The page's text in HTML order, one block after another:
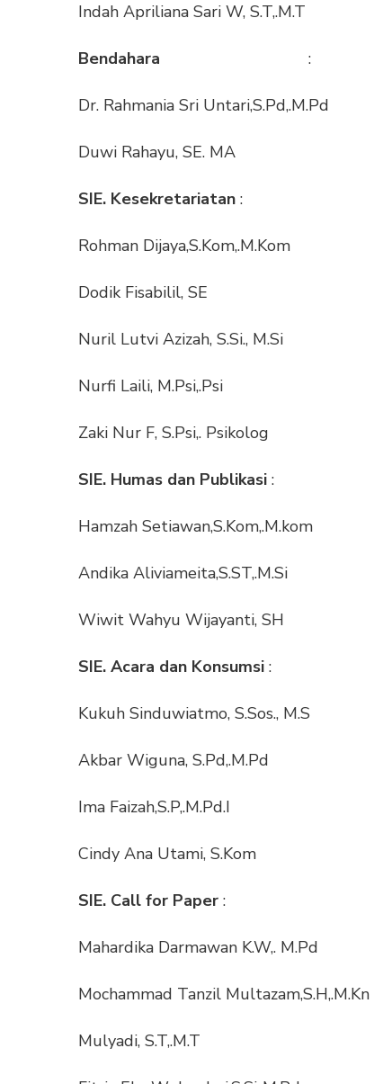
Indah Apriliana Sari W, S.T,.M.T
Bendahara :
Dr. Rahmania Sri Untari,S.Pd,.M.Pd
Duwi Rahayu, SE. MA
SIE. Kesekretariatan :
Rohman Dijaya,S.Kom,.M.Kom
Dodik Fisabilil, SE
Nuril Lutvi Azizah, S.Si., M.Si
Nurfi Laili, M.Psi,.Psi
Zaki Nur F, S.Psi,. Psikolog
SIE. Humas dan Publikasi :
Hamzah Setiawan,S.Kom,.M.kom
Andika Aliviameita,S.ST,.M.Si
Wiwit Wahyu Wijayanti, SH
SIE. Acara dan Konsumsi :
Kukuh Sinduwiatmo, S.Sos., M.S
Akbar Wiguna, S.Pd,.M.Pd
Ima Faizah,S.P,.M.Pd.I
Cindy Ana Utami, S.Kom
SIE. Call for Paper :
Mahardika Darmawan K.W,. M.Pd
Mochammad Tanzil Multazam,S.H,.M.Kn
Mulyadi, S.T,.M.T